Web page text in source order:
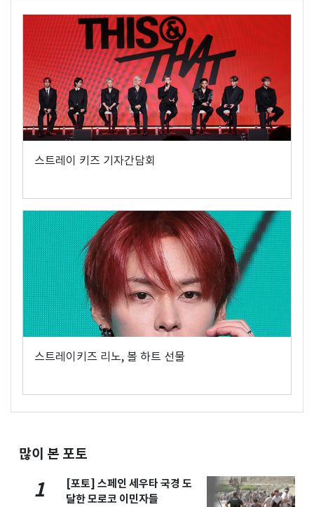
스트레이 키즈 기자간담회
스트레이키즈 리노, 볼 하트 선물
많이 본 포토
1
[포토] 스페인 세우타 국경 도
달한 모로코 이민자들